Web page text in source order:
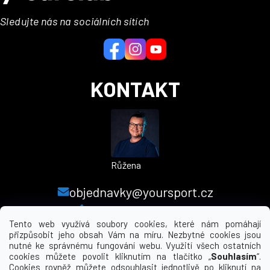
Tento web využívá soubory cookies, které nám pomáhají
přizpůsobit jeho obsah Vám na míru. Nezbytné cookies jsou
nutné ke správnému fungování webu. Využití všech ostatních
cookies můžete povolit kliknutím na tlačítko „Souhlasím“.
Cookies rovněž můžete odsouhlasit jednotlivě po kliknutí na
a
Sledujte nás na sociálních sítích
KONTAKT
Růžena
objednavky@yoursport.cz
+420 224 250 000
MENU